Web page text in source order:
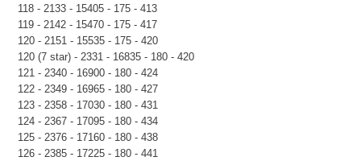
118 - 2133 - 15405 - 175 - 413
119 - 2142 - 15470 - 175 - 417
120 - 2151 - 15535 - 175 - 420
120 (7 star) - 2331 - 16835 - 180 - 420
121 - 2340 - 16900 - 180 - 424
122 - 2349 - 16965 - 180 - 427
123 - 2358 - 17030 - 180 - 431
124 - 2367 - 17095 - 180 - 434
125 - 2376 - 17160 - 180 - 438
126 - 2385 - 17225 - 180 - 441